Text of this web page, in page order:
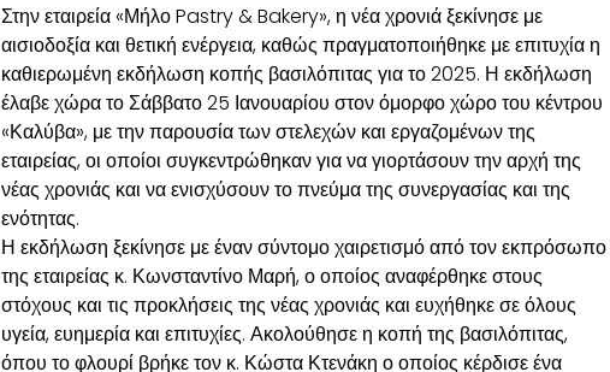
Στην εταιρεία «Μήλο Pastry & Bakery», η νέα χρονιά ξεκίνησε με
αισιοδοξία και θετική ενέργεια, καθώς πραγματοποιήθηκε με επιτυχία η
καθιερωμένη εκδήλωση κοπής βασιλόπιτας για το 2025. Η εκδήλωση
έλαβε χώρα το Σάββατο 25 Ιανουαρίου στον όμορφο χώρο του κέντρου
«Καλύβα», με την παρουσία των στελεχών και εργαζομένων της
εταιρείας, οι οποίοι συγκεντρώθηκαν για να γιορτάσουν την αρχή της
νέας χρονιάς και να ενισχύσουν το πνεύμα της συνεργασίας και της
ενότητας.
Η εκδήλωση ξεκίνησε με έναν σύντομο χαιρετισμό από τον εκπρόσωπο
της εταιρείας κ. Κωνσταντίνο Μαρή, ο οποίος αναφέρθηκε στους
στόχους και τις προκλήσεις της νέας χρονιάς και ευχήθηκε σε όλους
υγεία, ευημερία και επιτυχίες. Ακολούθησε η κοπή της βασιλόπιτας,
όπου το φλουρί βρήκε τον κ. Κώστα Κτενάκη ο οποίος κέρδισε ένα